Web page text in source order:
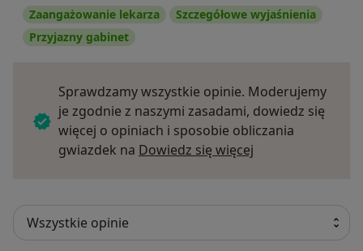
Zaangażowanie lekarza
Szczegółowe wyjaśnienia
Przyjazny gabinet
Sprawdzamy wszystkie opinie. Moderujemy
je zgodnie z naszymi zasadami, dowiedz się
więcej o opiniach i sposobie obliczania
gwiazdek na Dowiedz się więcej